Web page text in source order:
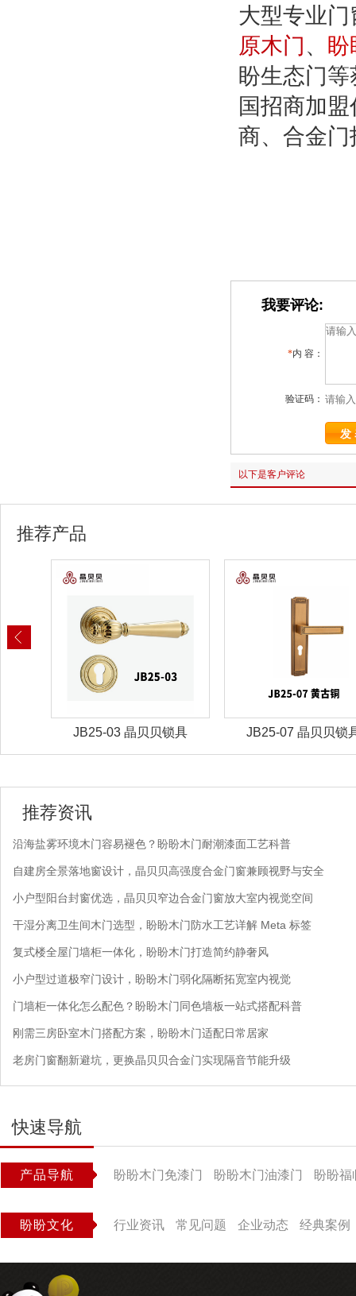
大型专业
原木门、 盼
盼生态门
国招商加
商、合金门
我要评论:
*内 容：
验证码：
以下是客户评论
推荐产品
JB25-03 晶贝贝锁具 JB25-07 晶贝贝锁
推荐资讯
沿海盐雾环境木门容易褪色？盼盼木门耐潮漆面工艺科普
自建房全景落地窗设计，晶贝贝高强度合金门窗兼顾视野与安全
小户型阳台封窗优选，晶贝贝窄边合金门窗放大室内视觉空间
干湿分离卫生间木门选型，盼盼木门防水工艺详解 Meta 标签
复式楼全屋门墙柜一体化，盼盼木门打造简约静奢风
小户型过道极窄门设计，盼盼木门弱化隔断拓宽室内视觉
门墙柜一体化怎么配色？盼盼木门同色墙板一站式搭配科普
刚需三房卧室木门搭配方案，盼盼木门适配日常居家
老房门窗翻新避坑，更换晶贝贝合金门实现隔音节能升级
快速导航
产品导航 盼盼木门免漆门 盼盼木门油漆门 盼盼福
盼盼文化 行业资讯 常见问题 企业动态 经典案例